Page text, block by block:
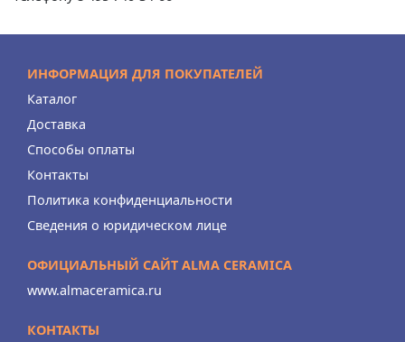
ИНФОРМАЦИЯ ДЛЯ ПОКУПАТЕЛЕЙ
Каталог
Доставка
Способы оплаты
Контакты
Политика конфиденциальности
Сведения о юридическом лице
ОФИЦИАЛЬНЫЙ САЙТ ALMA CERAMICA
www.almaceramica.ru
КОНТАКТЫ